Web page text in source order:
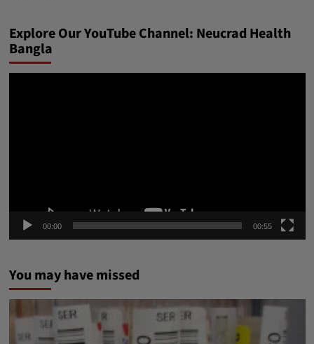
Explore Our YouTube Channel: Neucrad Health
Bangla
00:00 00:55
You may have missed